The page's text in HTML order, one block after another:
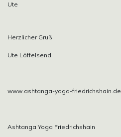
Ute
Herzlicher Gruß
Ute Löffelsend
www.ashtanga-yoga-friedrichshain.de
Ashtanga Yoga Friedrichshain